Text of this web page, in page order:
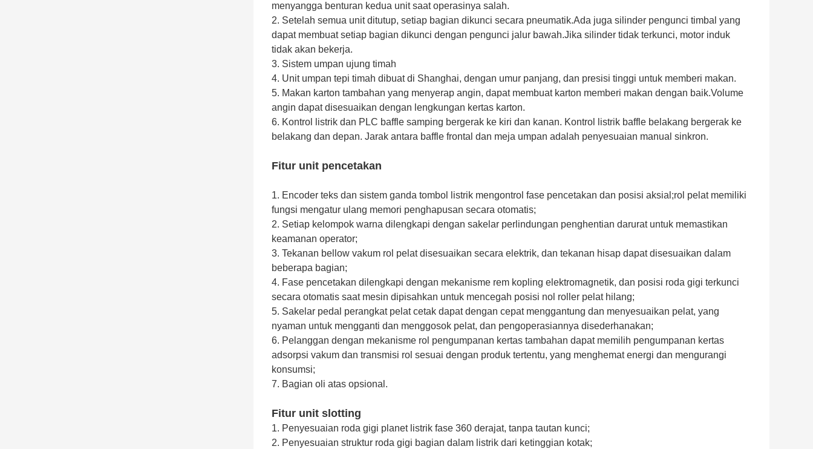
menyangga benturan kedua unit saat operasinya salah.
2. Setelah semua unit ditutup, setiap bagian dikunci secara pneumatik.Ada juga silinder pengunci timbal yang
dapat membuat setiap bagian dikunci dengan pengunci jalur bawah.Jika silinder tidak terkunci, motor induk
tidak akan bekerja.
3. Sistem umpan ujung timah
4. Unit umpan tepi timah dibuat di Shanghai, dengan umur panjang, dan presisi tinggi untuk memberi makan.
5. Makan karton tambahan yang menyerap angin, dapat membuat karton memberi makan dengan baik.Volume
angin dapat disesuaikan dengan lengkungan kertas karton.
6. Kontrol listrik dan PLC baffle samping bergerak ke kiri dan kanan. Kontrol listrik baffle belakang bergerak ke
belakang dan depan. Jarak antara baffle frontal dan meja umpan adalah penyesuaian manual sinkron.
Fitur unit pencetakan
1. Encoder teks dan sistem ganda tombol listrik mengontrol fase pencetakan dan posisi aksial;rol pelat memiliki
fungsi mengatur ulang memori penghapusan secara otomatis;
2. Setiap kelompok warna dilengkapi dengan sakelar perlindungan penghentian darurat untuk memastikan
keamanan operator;
3. Tekanan bellow vakum rol pelat disesuaikan secara elektrik, dan tekanan hisap dapat disesuaikan dalam
beberapa bagian;
4. Fase pencetakan dilengkapi dengan mekanisme rem kopling elektromagnetik, dan posisi roda gigi terkunci
secara otomatis saat mesin dipisahkan untuk mencegah posisi nol roller pelat hilang;
5. Sakelar pedal perangkat pelat cetak dapat dengan cepat menggantung dan menyesuaikan pelat, yang
nyaman untuk mengganti dan menggosok pelat, dan pengoperasiannya disederhanakan;
6. Pelanggan dengan mekanisme rol pengumpanan kertas tambahan dapat memilih pengumpanan kertas
adsorpsi vakum dan transmisi rol sesuai dengan produk tertentu, yang menghemat energi dan mengurangi
konsumsi;
7. Bagian oli atas opsional.
Fitur unit slotting
1. Penyesuaian roda gigi planet listrik fase 360 ​​derajat, tanpa tautan kunci;
2. Penyesuaian struktur roda gigi bagian dalam listrik dari ketinggian kotak;